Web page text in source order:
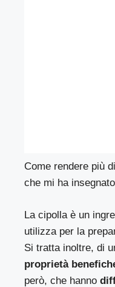
Come rendere più
che mi ha
La cipolla è un
utilizza per la
Si tratta inoltre, di
proprietà
però, che hanno